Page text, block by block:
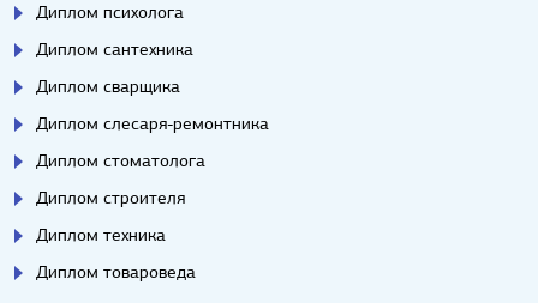
Диплом психолога
Диплом сантехника
Диплом сварщика
Диплом слесаря-ремонтника
Диплом стоматолога
Диплом строителя
Диплом техника
Диплом товароведа